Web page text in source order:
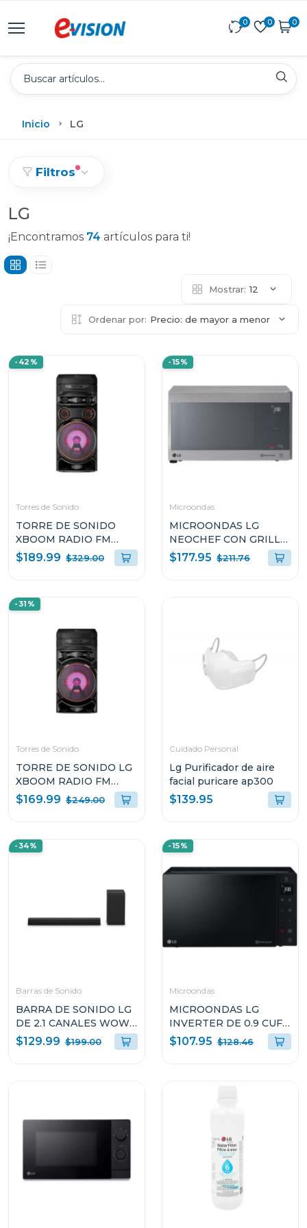
0 0 0
Inicio LG
Filtros
LG
¡Encontramos 74 artículos para ti!
Mostrar: 12
Ordenar por: Precio: de mayor a menor
-42%
Torres de Sonido
TORRE DE SONIDO
XBOOM RADIO FM
MULTI BLUETOOTH
SUPER BASS BOOST
$189.99 $329.00
-15%
Microondas
MICROONDAS LG
NEOCHEF CON GRILL
DE 1.5p³ DE 1200W
MH1596CIR
$177.95 $211.76
-31%
Torres de Sonido
TORRE DE SONIDO LG
XBOOM RADIO FM
MULTI BLUETOOTH
SUPER BASS BOOST
$169.99 $249.00
Cuidado Personal
Lg Purificador de aire
facial puricare ap300
$139.95
-34%
Barras de Sonido
BARRA DE SONIDO LG
DE 2.1 CANALES WOW
ORCHESTRA E
INTERFAZ 140W S30A
$129.99 $199.00
-15%
Microondas
MICROONDAS LG
INVERTER DE 0.9 CUFT
NEOCHEF MS0936GIS
$107.95 $128.46